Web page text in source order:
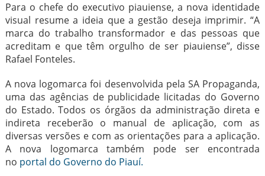
Para o chefe do executivo piauiense, a nova identidade
visual resume a ideia que a gestão deseja imprimir. “A
marca do trabalho transformador e das pessoas que
acreditam e que têm orgulho de ser piauiense”, disse
Rafael Fonteles.
A nova logomarca foi desenvolvida pela SA Propaganda,
uma das agências de publicidade licitadas do Governo
do Estado. Todos os órgãos da administração direta e
indireta receberão o manual de aplicação, com as
diversas versões e com as orientações para a aplicação.
A nova logomarca também pode ser encontrada
no portal do Governo do Piauí.